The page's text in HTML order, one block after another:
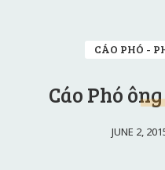
CÁO PHÓ -
Cáo Phó
JUNE 2,